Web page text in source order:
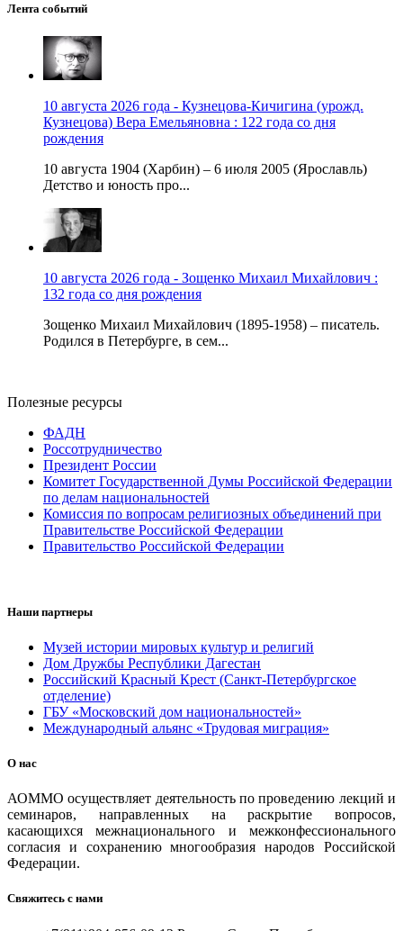
Лента событий
10 августа 2026 года - Кузнецова-Кичигина (урожд.
Кузнецова) Вера Емельяновна : 122 года со дня
рождения
10 августа 1904 (Харбин) – 6 июля 2005 (Ярославль)
Детство и юность про...
10 августа 2026 года - Зощенко Михаил Михайлович :
132 года со дня рождения
Зощенко Михаил Михайлович (1895-1958) – писатель.
Родился в Петербурге, в сем...
Полезные ресурсы
ФАДН
Россотрудничество
Президент России
Комитет Государственной Думы Российской Федерации
по делам национальностей
Комиссия по вопросам религиозных объединений при
Правительстве Российской Федерации
Правительство Российской Федерации
Наши партнеры
Музей истории мировых культур и религий
Дом Дружбы Республики Дагестан
Российский Красный Крест (Санкт-Петербургское
отделение)
ГБУ «Московский дом национальностей»
Международный альянс «Трудовая миграция»
О нас
АОММО осуществляет деятельность по проведению лекций и
семинаров, направленных на раскрытие вопросов,
касающихся межнационального и межконфессионального
согласия и сохранению многообразия народов Российской
Федерации.
Свяжитесь с нами